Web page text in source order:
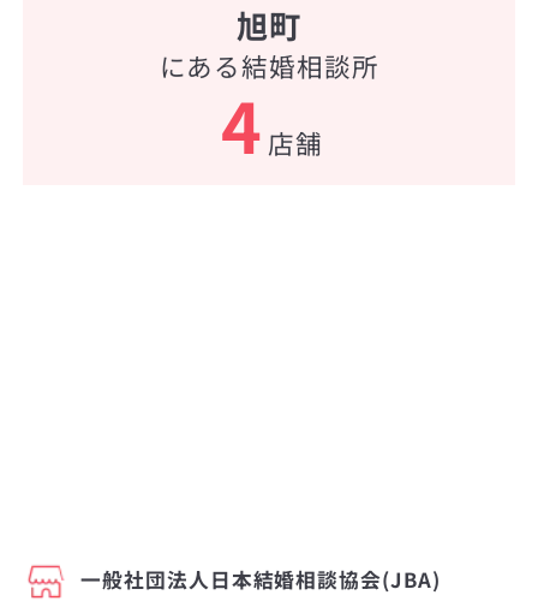
旭町
にある結婚相談所
4 店舗
一般社団法人日本結婚相談協会(JBA)